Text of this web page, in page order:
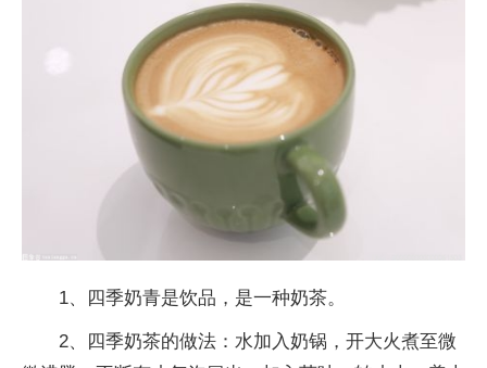
1、四季奶青是饮品，是一种奶茶。
2、四季奶茶的做法：水加入奶锅，开大火煮至微